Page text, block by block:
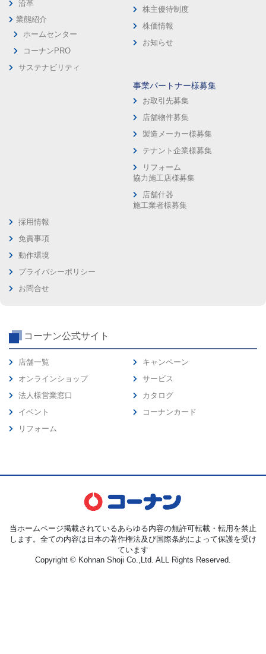
沿革
業態紹介
ホームセンター
コーナンPRO
サステナビリティ
株主優待制度
株価情報
お知らせ
事業パートナー様募集
お取引先募集
店舗物件募集
製造メーカー様募集
テナント企業様募集
リフォーム
協力施工店様募集
店舗什器
施工業者様募集
採用情報
免責事項
動作環境
プライバシーポリシー
お問合せ
コーナン公式サイト
店舗一覧
オンラインショップ
法人様営業窓口
イベント
リフォーム
キャンペーン
サービス
カタログ
コーナンカード
当ホームページ掲載されているあらゆる内容の無許可転載・転用を禁止
します。全ての内容は日本の著作権法及び国際条約によって保護を受け
ています
Copyright © Kohnan Shoji Co.,Ltd. ALL Rights Reserved.